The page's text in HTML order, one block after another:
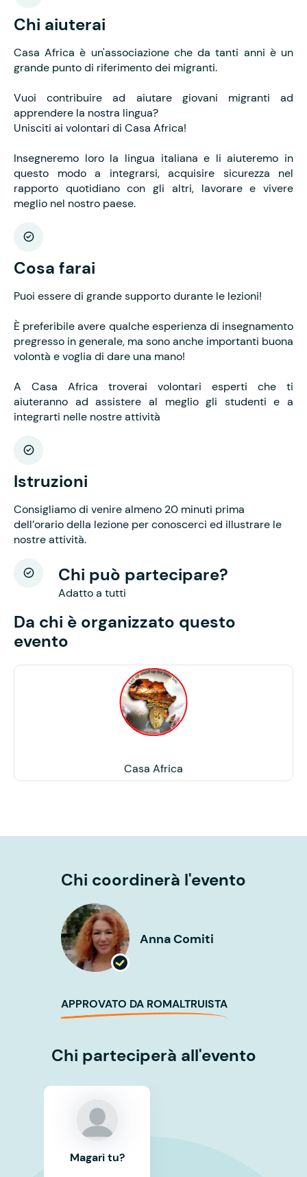
Chi aiuterai
Casa Africa è un'associazione che da tanti anni è un
grande punto di riferimento dei migranti.
Vuoi contribuire ad aiutare giovani migranti ad
apprendere la nostra lingua?
Unisciti ai volontari di Casa Africa!
Insegneremo loro la lingua italiana e li aiuteremo in
questo modo a integrarsi, acquisire sicurezza nel
rapporto quotidiano con gli altri, lavorare e vivere
meglio nel nostro paese.
Cosa farai
Puoi essere di grande supporto durante le lezioni!
È preferibile avere qualche esperienza di insegnamento
pregresso in generale, ma sono anche importanti buona
volontà e voglia di dare una mano!
A Casa Africa troverai volontari esperti che ti
aiuteranno ad assistere al meglio gli studenti e a
integrarti nelle nostre attività
Istruzioni
Consigliamo di venire almeno 20 minuti prima
dell’orario della lezione per conoscerci ed illustrare le
nostre attività.
Chi può partecipare?
Adatto a tutti
Da chi è organizzato questo
evento
Casa Africa
Chi coordinerà l'evento
Anna Comiti
APPROVATO DA ROMALTRUISTA
Chi parteciperà all'evento
Magari tu?